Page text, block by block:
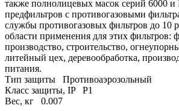
также полнолицевых масок серий 6000
предфильтров с противогазовыми
службы противогазовых фильтров до 10
области применения для этих фильтров:
производство, строительство,
литейный цех, деревообработка,
питания.
Тип защиты
Противоаэрозольный
Класс защиты, IP
P1
Вес, кг
0.007